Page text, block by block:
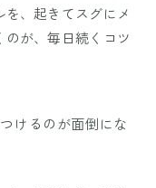
、起きてスグにメ
が、毎日続くコツ
けるのが面倒にな